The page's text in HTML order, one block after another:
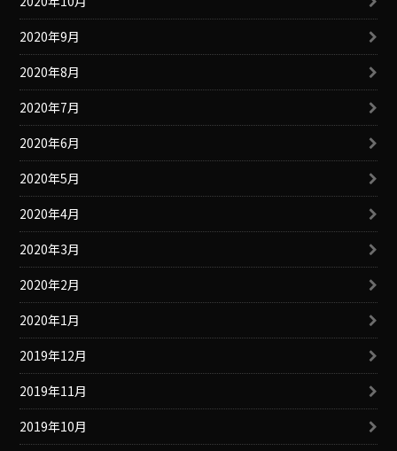
2020年9月
2020年8月
2020年7月
2020年6月
2020年5月
2020年4月
2020年3月
2020年2月
2020年1月
2019年12月
2019年11月
2019年10月